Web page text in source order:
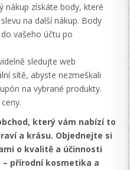
nákup získáte body, které
na další nákup. Body
vašeho účtu po
sledujte web
sítě, abyste nezmeškali
na vybrané produkty.
který vám nabízí to
a krásu. Objednejte si
o kvalitě a účinnosti
přírodní kosmetika a